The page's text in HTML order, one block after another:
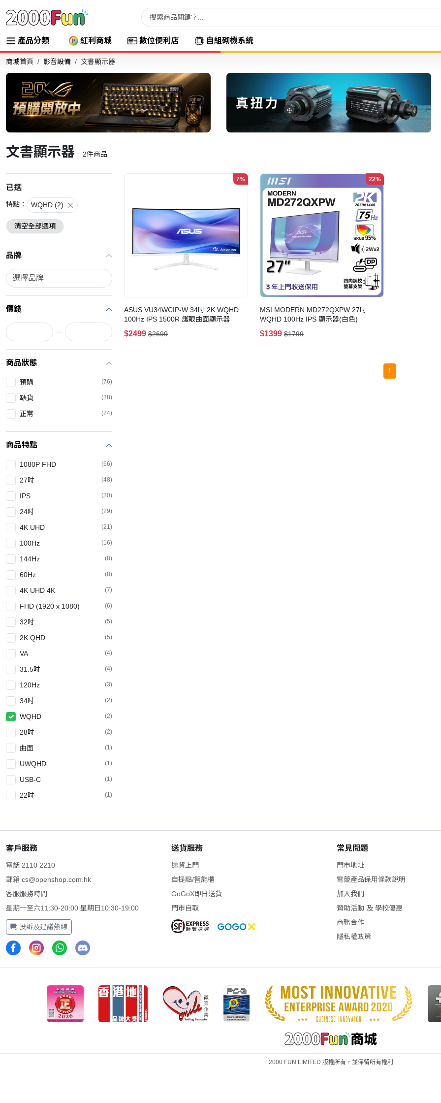
產品分類 紅利商城 數位便利店 自組砌機系統
商城首頁 影音設備 文書顯示器
文書顯示器 2件商品
已選
特點： WQHD (2)
清空全部選項
品牌
價錢
商品狀態
預購 (76)
缺貨 (38)
正常 (24)
商品特點
1080P FHD (66)
27吋 (48)
IPS (30)
24吋 (29)
4K UHD (21)
100Hz (16)
144Hz (8)
60Hz (8)
4K UHD 4K (7)
FHD (1920 x 1080) (6)
32吋 (5)
2K QHD (5)
VA (4)
31.5吋 (4)
120Hz (3)
34吋 (2)
WQHD (2)
28吋 (2)
曲面 (1)
UWQHD (1)
USB-C (1)
22吋 (1)
43吋
Adaptive-Sync FreeSync
7%
ASUS VU34WCIP-W 34吋 2K WQHD
100Hz IPS 1500R 護眼曲面顯示器
$2499 $2699
22%
MSI MODERN MD272QXPW 27吋
WQHD 100Hz IPS 顯示器(白色)
$1399 $1799
1
客戶服務
電話 2110 2210
郵箱 cs@openshop.com.hk
客服服務時間:
星期一至六11:30-20:00 星期日10:30-19:00
投訴及建議熱線
送貨服務
送貨上門
自提點/智能櫃
GoGoX即日送貨
門市自取
常見問題
門市地址
電競產品保用條款說明
加入我們
贊助活動 及 學校優惠
商務合作
隱私權政策
2000 FUN LIMITED 版權所有，並保留所有權利